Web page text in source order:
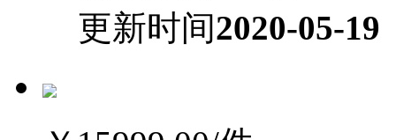
更新时间2020-05-19